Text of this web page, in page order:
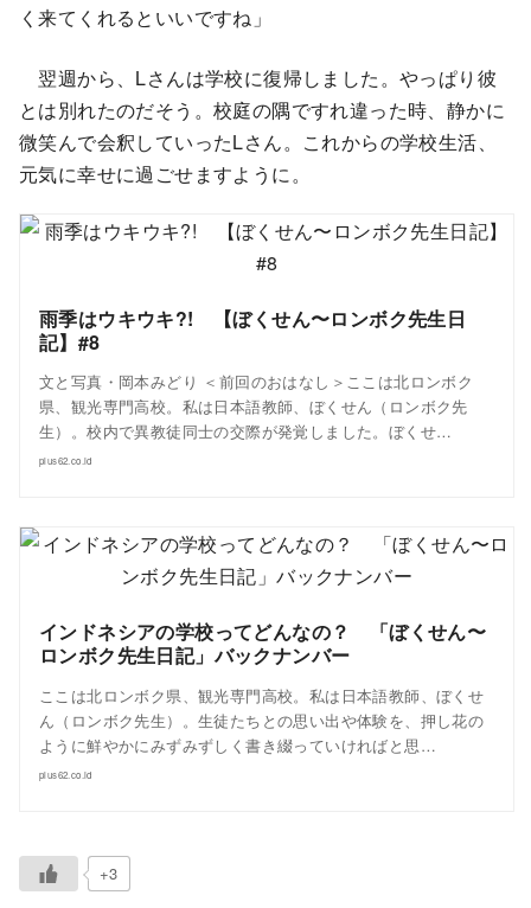
く来てくれるといいですね」
翌週から、Lさんは学校に復帰しました。やっぱり彼
とは別れたのだそう。校庭の隅ですれ違った時、静かに
微笑んで会釈していったLさん。これからの学校生活、
元気に幸せに過ごせますように。
雨季はウキウキ?! 【ぼくせん〜ロンボク先生日
記】#8
文と写真・岡本みどり ＜前回のおはなし＞ここは北ロンボク
県、観光専門高校。私は日本語教師、ぼくせん（ロンボク先
生）。校内で異教徒同士の交際が発覚しました。ぼくせ…
plus62.co.id
インドネシアの学校ってどんなの？ 「ぼくせん〜
ロンボク先生日記」バックナンバー
ここは北ロンボク県、観光専門高校。私は日本語教師、ぼくせ
ん（ロンボク先生）。生徒たちとの思い出や体験を、押し花の
ように鮮やかにみずみずしく書き綴っていければと思…
plus62.co.id
+3